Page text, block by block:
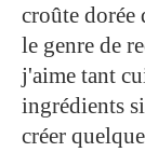
croûte dorée
le genre de
j'aime tant
ingrédients
créer